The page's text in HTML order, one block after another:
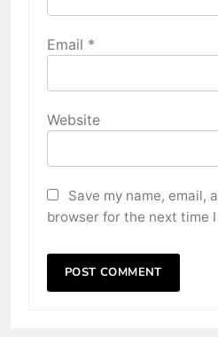
Email *
Website
Save my name, email,
browser for the next time